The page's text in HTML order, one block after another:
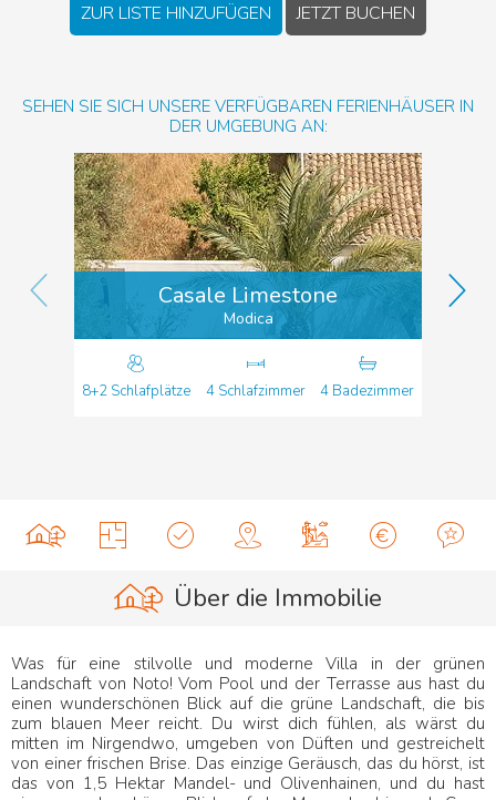
ZUR LISTE HINZUFÜGEN JETZT BUCHEN
SEHEN SIE SICH UNSERE VERFÜGBAREN FERIENHÄUSER IN
DER UMGEBUNG AN:
Casale Limestone
Modica
8+2 Schlafplätze 4 Schlafzimmer 4 Badezimmer
Über die Immobilie
Was für eine stilvolle und moderne Villa in der grünen
Landschaft von Noto! Vom Pool und der Terrasse aus hast du
einen wunderschönen Blick auf die grüne Landschaft, die bis
zum blauen Meer reicht. Du wirst dich fühlen, als wärst du
mitten im Nirgendwo, umgeben von Düften und gestreichelt
von einer frischen Brise. Das einzige Geräusch, das du hörst, ist
das von 1,5 Hektar Mandel- und Olivenhainen, und du hast